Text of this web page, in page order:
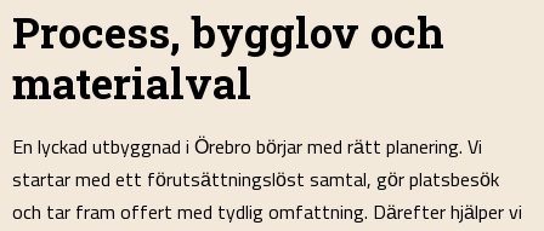
Process, bygglov och
materialval
En lyckad utbyggnad i Örebro börjar med rätt planering. Vi
startar med ett förutsättningslöst samtal, gör platsbesök
och tar fram offert med tydlig omfattning. Därefter hjälper vi